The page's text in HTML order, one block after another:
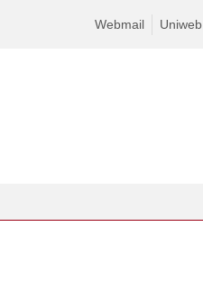
Webmail Uniweb